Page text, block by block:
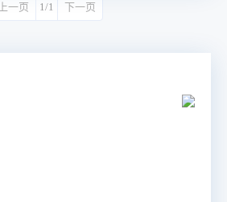
上一页 1/1 下一页